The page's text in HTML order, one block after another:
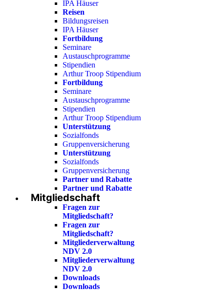
IPA Häuser
Reisen
Bildungsreisen
IPA Häuser
Fortbildung
Seminare
Austauschprogramme
Stipendien
Arthur Troop Stipendium
Fortbildung
Seminare
Austauschprogramme
Stipendien
Arthur Troop Stipendium
Unterstützung
Sozialfonds
Gruppenversicherung
Unterstützung
Sozialfonds
Gruppenversicherung
Partner und Rabatte
Partner und Rabatte
Mitgliedschaft
Fragen zur
Mitgliedschaft?
Fragen zur
Mitgliedschaft?
Mitgliederverwaltung
NDV 2.0
Mitgliederverwaltung
NDV 2.0
Downloads
Downloads